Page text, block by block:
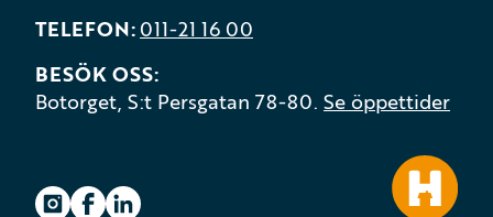
TELEFON 011-21 16 00
BESÖK OSS
Botorget, S:t Persgatan 78-80. Se öppettider